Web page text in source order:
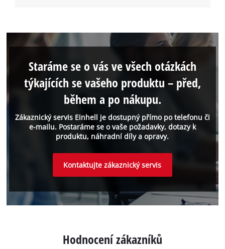
Zákaznický servis Einhell je dostupný přímo po telefonu či
e-mailu. Postaráme se o vaše požadavky, dotazy k
produktu, náhradní díly a opravy.
Staráme se o vás ve všech otázkách
týkajících se vašeho produktu – před,
během a po nákupu.
Kontaktujte zákaznický servis
Hodnocení zákazníků